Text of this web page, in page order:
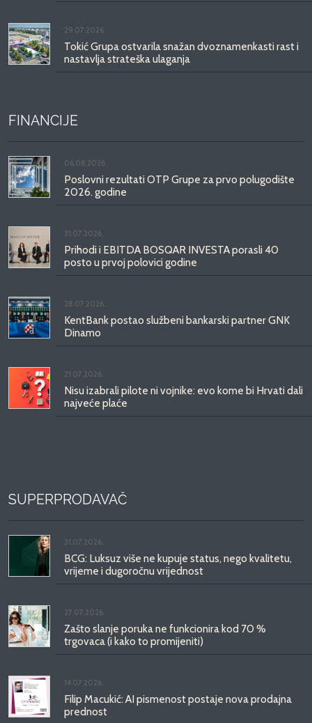
29.07.2026.
Tokić Grupa ostvarila snažan dvoznamenkasti rast i
nastavlja strateška ulaganja
FINANCIJE
06.08.2026.
Poslovni rezultati OTP Grupe za prvo polugodište
2026. godine
31.07.2026.
Prihodi i EBITDA BOSQAR INVESTA porasli 40
posto u prvoj polovici godine
28.07.2026.
KentBank postao službeni bankarski partner GNK
Dinamo
21.07.2026.
Nisu izabrali pilote ni vojnike: evo kome bi Hrvati dali
najveće plaće
SUPERPRODAVAČ
31.07.2026.
BCG: Luksuz više ne kupuje status, nego kvalitetu,
vrijeme i dugoročnu vrijednost
27.07.2026.
Zašto slanje poruka ne funkcionira kod 70 %
trgovaca (i kako to promijeniti)
14.07.2026.
Filip Macukić: AI pismenost postaje nova prodajna
prednost